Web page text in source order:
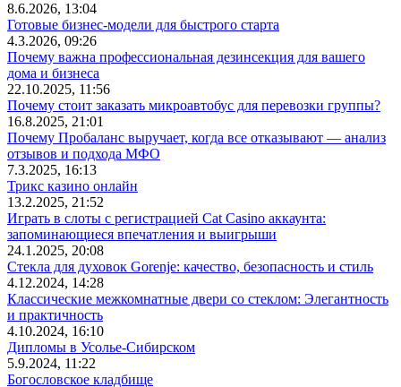
8.6.2026, 13:04
Готовые бизнес-модели для быстрого старта
4.3.2026, 09:26
Почему важна профессиональная дезинсекция для вашего
дома и бизнеса
22.10.2025, 11:56
Почему стоит заказать микроавтобус для перевозки группы?
16.8.2025, 21:01
Почему Пробаланс выручает, когда все отказывают — анализ
отзывов и подхода МФО
7.3.2025, 16:13
Трикс казино онлайн
13.2.2025, 21:52
Играть в слоты с регистрацией Cat Casino аккаунта:
запоминающиеся впечатления и выигрыши
24.1.2025, 20:08
Стекла для духовок Gorenje: качество, безопасность и стиль
4.12.2024, 14:28
Классические межкомнатные двери со стеклом: Элегантность
и практичность
4.10.2024, 16:10
Дипломы в Усолье-Сибирском
5.9.2024, 11:22
Богословское кладбище